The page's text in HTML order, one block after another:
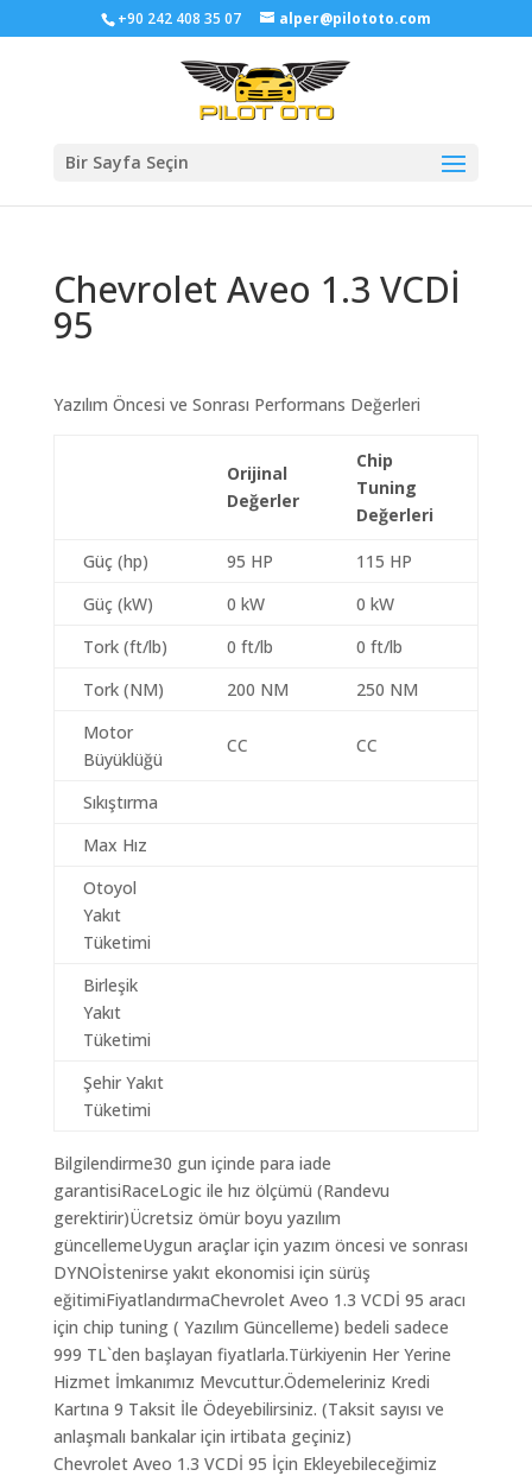
+90 242 408 35 07 alper@pilototo.com
Bir Sayfa Seçin
Chevrolet Aveo 1.3 VCDİ
95
Yazılım Öncesi ve Sonrası Performans Değerleri
Orijinal
Değerler
Chip
Tuning
Değerleri
Güç (hp) 95 HP
115 HP
Güç (kW)
0 kW
0 kW
Tork (ft/lb)
0 ft/lb
0 ft/lb
Tork (NM)
200 NM
250 NM
Motor
Büyüklüğü
CC CC
Sıkıştırma
Max Hız
Otoyol
Yakıt
Tüketimi
Birleşik
Yakıt
Tüketimi
Şehir Yakıt
Tüketimi
Bilgilendirme30 gun içinde para iade
garantisiRaceLogic ile hız ölçümü (Randevu
gerektirir)Ücretsiz ömür boyu yazılım
güncellemeUygun araçlar için yazım öncesi ve sonrası
DYNOİstenirse yakıt ekonomisi için sürüş
eğitimiFiyatlandırmaChevrolet Aveo 1.3 VCDİ 95 aracı
için chip tuning ( Yazılım Güncelleme) bedeli sadece
999 TL`den başlayan fiyatlarla.Türkiyenin Her Yerine
Hizmet İmkanımız Mevcuttur.Ödemeleriniz Kredi
Kartına 9 Taksit İle Ödeyebilirsiniz. (Taksit sayısı ve
anlaşmalı bankalar için irtibata geçiniz)
Chevrolet Aveo 1.3 VCDİ 95 İçin Ekleyebileceğimiz